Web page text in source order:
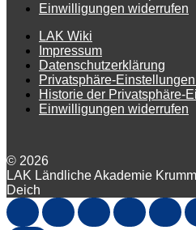
Einwilligungen widerrufen
LAK Wiki
Impressum
Datenschutzerklärung
Privatsphäre-
Historie der Privatsphäre-
Einwilligungen widerrufen
© 2026
LAK Ländliche Akademie
Deich